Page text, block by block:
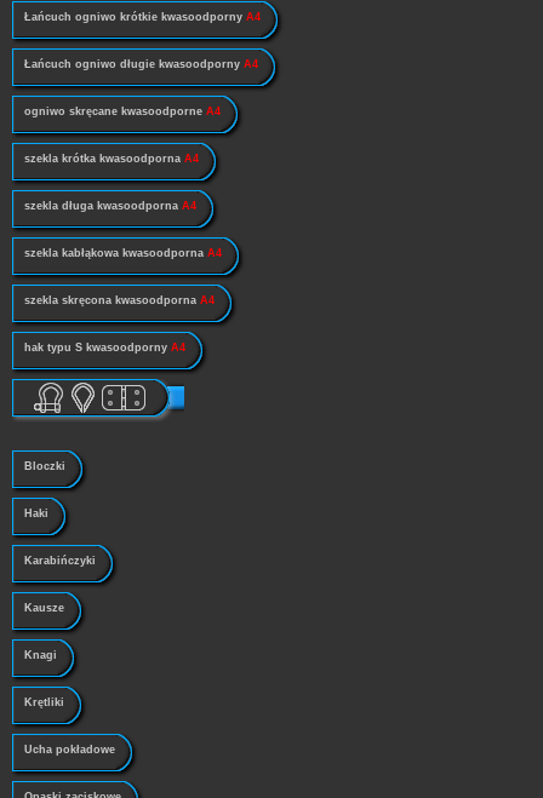
Łańcuch ogniwo krótkie kwasoodporny A4
Łańcuch ogniwo długie kwasoodporny A4
ogniwo skręcane kwasoodporne A4
szekla krótka kwasoodporna A4
szekla długa kwasoodporna A4
szekla kabłąkowa kwasoodporna A4
szekla skręcona kwasoodporna A4
hak typu S kwasoodporny A4
Bloczki
Haki
Karabińczyki
Kausze
Knagi
Krętliki
Ucha pokładowe